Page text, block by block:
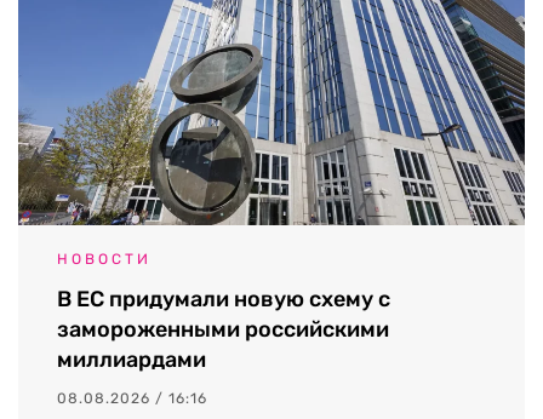
НОВОСТИ
В ЕС придумали новую схему с
замороженными российскими
миллиардами
08.08.2026 / 16:16